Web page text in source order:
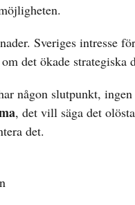
Sveriges intresse
det ökade
någon slutpunkt,
, det vill säga det
det.